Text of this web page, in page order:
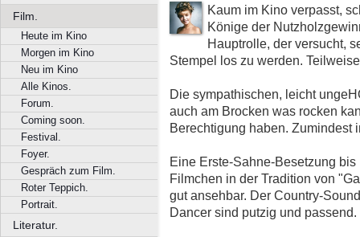
Film.
Heute im Kino
Morgen im Kino
Neu im Kino
Alle Kinos.
Forum.
Coming soon.
Festival.
Foyer.
Gespräch zum Film.
Roter Teppich.
Portrait.
Literatur.
Kaum im Kino verpasst,
Könige der
Hauptrolle, der versucht,
Stempel los zu werden.
Die sympathischen, leicht
auch am Brocken was rocken
Berechtigung haben. Zumindest
Eine Erste-Sahne-Besetzung
Filmchen in der Tradition von
gut ansehbar. Der Country-
Dancer sind putzig und passend.